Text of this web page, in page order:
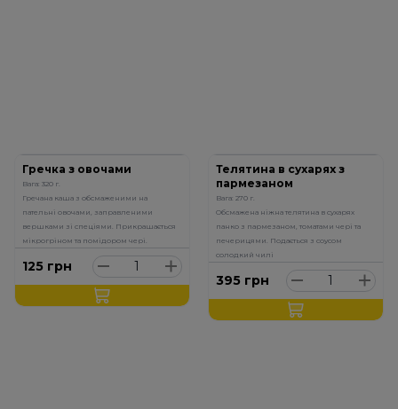
Гречка з овочами
Вага: 320 г.
Гречана каша з обсмаженими на
пательні овочами, заправленими
вершками зі спеціями. Прикрашається
мікрогріном та помідором чері.
125 грн
Телятина в сухарях з
пармезаном
Вага: 270 г.
Обсмажена ніжна телятина в сухарях
панко з пармезаном, томатами чері та
печерицями. Подається з соусом
солодкий чилі
395 грн